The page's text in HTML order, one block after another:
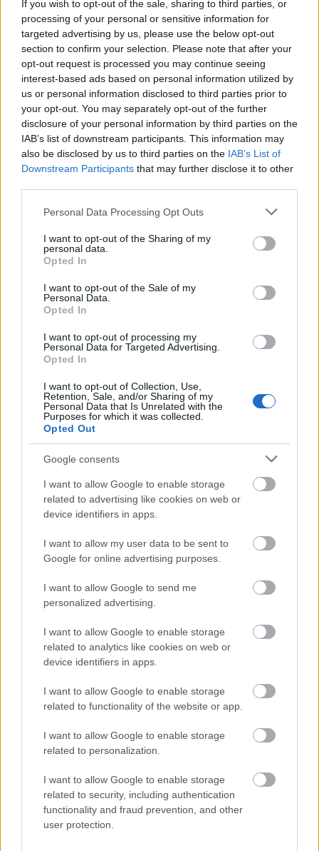
If you wish to opt-out of the sale, sharing to third parties, or
processing of your personal or sensitive information for
targeted advertising by us, please use the below opt-out
section to confirm your selection. Please note that after your
opt-out request is processed you may continue seeing
interest-based ads based on personal information utilized by
us or personal information disclosed to third parties prior to
your opt-out. You may separately opt-out of the further
disclosure of your personal information by third parties on the
IAB’s list of downstream participants. This information may
also be disclosed by us to third parties on the IAB’s List of
Downstream Participants that may further disclose it to other
Please note that this website/app uses one or more Google
not limited to your visit or usage behaviour. You may click to
grant or deny consent to Google and its third-party tags to
use your data for below specified purposes in below Google
consent section.
Personal Data Processing Opt Outs
I want to opt-out of the Sharing of my
personal data.
Opted In
I want to opt-out of the Sale of my
Personal Data.
Opted In
I want to opt-out of processing my
Personal Data for Targeted Advertising.
Opted In
I want to opt-out of Collection, Use,
Retention, Sale, and/or Sharing of my
Personal Data that Is Unrelated with the
Purposes for which it was collected.
Opted Out
Google consents
I want to allow Google to enable storage
related to advertising like cookies on web or
device identifiers in apps.
I want to allow my user data to be sent to
Google for online advertising purposes.
I want to allow Google to send me
personalized advertising.
I want to allow Google to enable storage
related to analytics like cookies on web or
device identifiers in apps.
I want to allow Google to enable storage
related to functionality of the website or app.
I want to allow Google to enable storage
related to personalization.
I want to allow Google to enable storage
related to security, including authentication
functionality and fraud prevention, and other
user protection.
Ezt a kis képet Vivien rajzából vágtuk ki, ami
mindent elmond ezekről a gyerekekről.
Címkék:pécs autófília gokart maraton
Gyermeknap buszokkal
Még nem késő! - OT Expo 2011
Téli gumit mindenkinek?